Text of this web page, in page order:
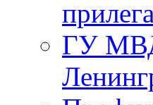
ГУ МВД